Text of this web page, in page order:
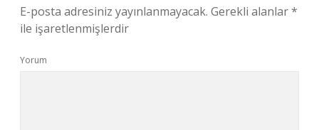
E-posta adresiniz yayınlanmayacak. Gerekli alanlar*
ile işaretlenmişlerdir
Yorum